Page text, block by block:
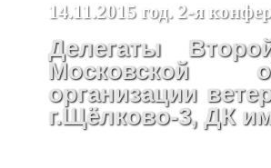
14.11.2015 год. 2-я
Делегаты
Московской
организации
г.Щёлково-3, ДК